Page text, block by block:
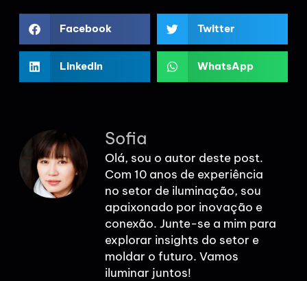
Facebook Twitter
LinkedIn WhatsApp
Sofia
Olá, sou o autor deste post.
Com 10 anos de experiência
no setor de iluminação, sou
apaixonado por inovação e
conexão. Junte-se a mim para
explorar insights do setor e
moldar o futuro. Vamos
iluminar juntos!